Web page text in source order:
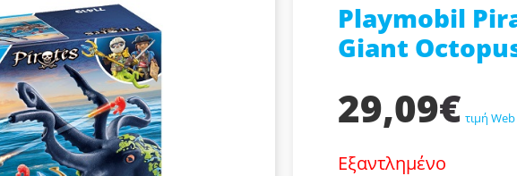
Φιγούρες Δράσης
Φιγούρες
Τρένα
Bruder
Οχήματα
Πίστες-Γκαράζ
Παιχνίδια Ρόλων-Μίμησης
Playmobil
Giant
29,09€ τιμή Web
Εξαντλημένο